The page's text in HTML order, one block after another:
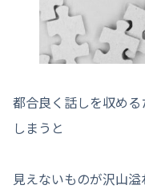
都合良く話しを収め
しまうと
見えないものが沢山